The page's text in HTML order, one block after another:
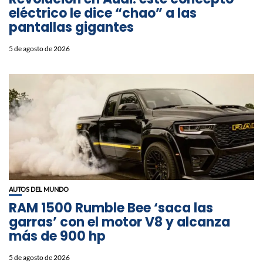
eléctrico le dice “chao” a las
pantallas gigantes
5 de agosto de 2026
AUTOS DEL MUNDO
RAM 1500 Rumble Bee ‘saca las
garras’ con el motor V8 y alcanza
más de 900 hp
5 de agosto de 2026